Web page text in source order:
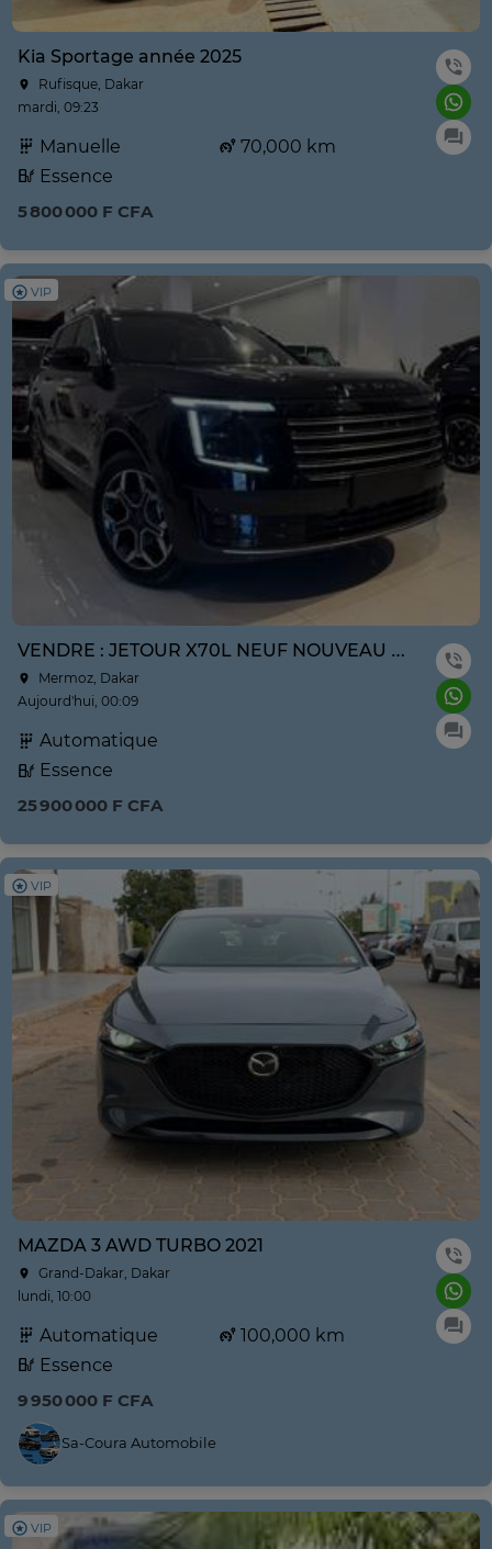
Kia Sportage année 2025
Rufisque, Dakar
mardi, 09:23
Manuelle
70,000 km
Essence
5 800 000 F CFA
VIP
VENDRE : JETOUR X70L NEUF NOUVEAU MODÈLE ANNE 2026
Mermoz, Dakar
Aujourd'hui, 00:09
Automatique
Essence
25 900 000 F CFA
VIP
MAZDA 3 AWD TURBO 2021
Grand-Dakar, Dakar
lundi, 10:00
Automatique
100,000 km
Essence
9 950 000 F CFA
Sa-Coura Automobile
VIP